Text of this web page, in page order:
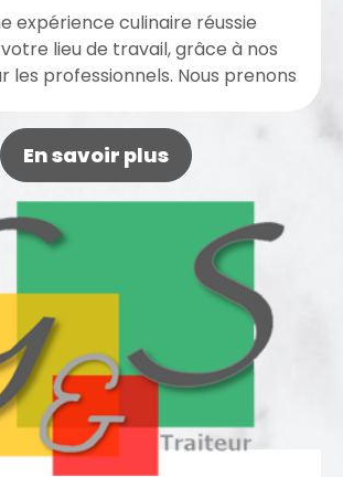
expérience culinaire réussie
lieu de travail, grâce à nos
les professionnels. Nous prenons
En savoir plus